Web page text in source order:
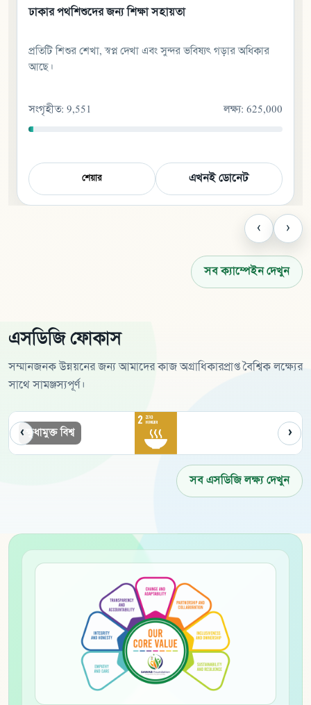
ঝুঁকিপূর্ণ পরিবারের জন্য জীবিকায়ন সহায়তা
একটি পরিবারকে মর্যাদার সাথে আয় করার সুযোগ করে দেওয়া
সবচেয়ে শক্তিশালী সহায়তার একটি রূপ।
সংগৃহীত: 248,500 লক্ষ্য: 900,000
শেয়ার এখনই ডোনেট
‹ ›
সব ক্যাম্পেইন দেখুন
এসডিজি ফোকাস
সম্মানজনক উন্নয়নের জন্য আমাদের কাজ অগ্রাধিকারপ্রাপ্ত বৈশ্বিক লক্ষ্যের
সাথে সামঞ্জস্যপূর্ণ।
‹ সুস্বাস্থ্য ও কল্যাণ ›
সব এসডিজি লক্ষ্য দেখুন